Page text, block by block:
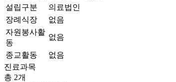
설립구분
의료법인
장례식장
없음
자원봉사활
동
없음
종교활동
없음
진료과목
총 2개